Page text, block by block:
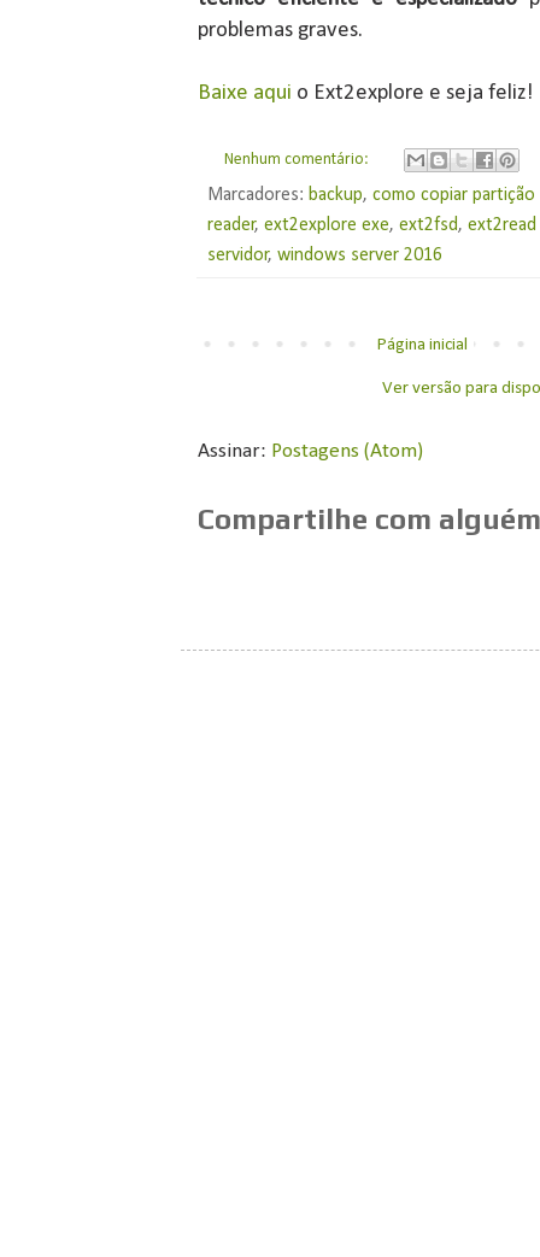
problemas graves.
Baixe aqui o Ext2explore e seja feliz!
Nenhum comentário:
Marcadores: backup,como copiar
reader,ext2explore exe,ext2fsd,
servidor,windows server 2016
Página inicial
Ver versão para
Assinar: Postagens (Atom)
Compartilhe com